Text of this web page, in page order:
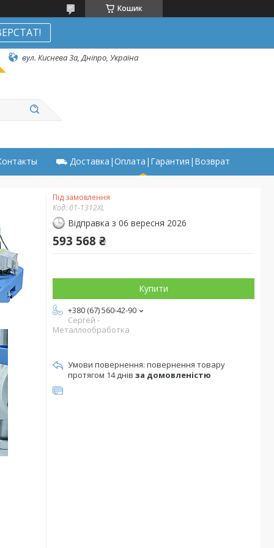
Кошик
вул. Киснева 3а, Дніпро, Україна
⛟ Доставка|Оплата|Гарантия|Возврат
Під замовлення
Код: 01-1312XL
Відправка з 06 вересня 2026
593 568 ₴
Купити
+380 (67) 560-42-90
Сергей -
Металлообработка
повернення товару
протягом 14 днів за домовленістю